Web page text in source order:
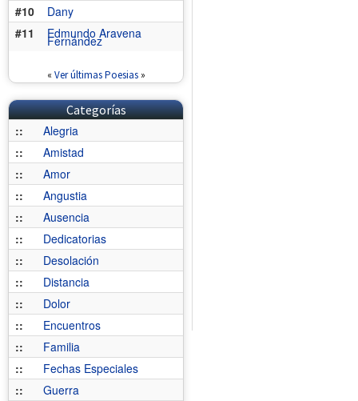
#10
Dany
#11
Edmundo Aravena
Fernández
« Ver últimas Poesias»
Categorías
::
Alegria
::
Amistad
::
Amor
::
Angustia
::
Ausencia
::
Dedicatorias
::
Desolación
::
Distancia
::
Dolor
::
Encuentros
::
Familia
::
Fechas Especiales
::
Guerra